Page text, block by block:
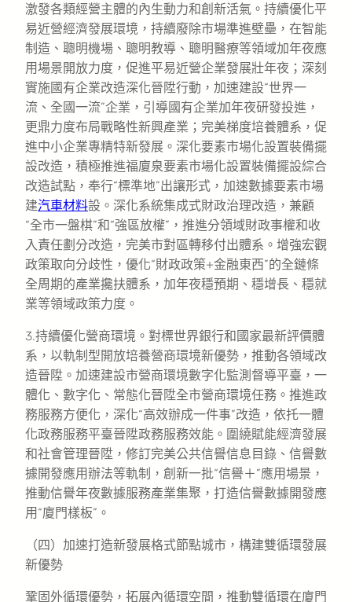
激發各類經營主體的內生動力和創新活氣。持續優化平
易近營經濟發展環境，持續廢除市場準進壁壘，在智能
制造、聰明機場、聰明教導、聰明醫療等領域加年夜應
用場景開放力度，促進平易近營企業發展壯年夜；深刻
實施國有企業改造深化晉陞行動，加速建設“世界一
流、全國一流”企業，引導國有企業加年夜研發投進，
更鼎力度布局戰略性新興產業；完美梯度培養體系，促
進中小企業專精特新發展。深化要素市場化設置裝備擺
設改造，積極推進福廈泉要素市場化設置裝備擺設綜合
改造試點，奉行“標準地”出讓形式，加速數據要素市場
建汽車材料設。深化系統集成式財政治理改造，兼顧
“全市一盤棋”和“強區放權”，推進分領域財政事權和收
入責任劃分改造，完美市對區轉移付出體系。增強宏觀
政策取向分歧性，優化“財政政策+金融東西”的全鏈條
全周期的產業攙扶體系，加年夜穩預期、穩增長、穩就
業等領域政策力度。
3.持續優化營商環境。對標世界銀行和國家最新評價體
系，以軌制型開放培養營商環境新優勢，推動各領域改
造晉陞。加速建設市營商環境數字化監測督導平臺，一
體化、數字化、常態化晉陞全市營商環境任務。推進政
務服務方便化，深化“高效辦成一件事”改造，依托一體
化政務服務平臺晉陞政務服務效能。圍繞賦能經濟發展
和社會管理晉陞，修訂完美公共信譽信息目錄、信譽數
據開發應用辦法等軌制，創新一批“信譽＋”應用場景，
推動信譽年夜數據服務產業集聚，打造信譽數據開發應
用“廈門樣板”。
（四）加速打造新發展格式節點城市，構建雙循環發展
新優勢
鞏固外循環優勢，拓展內循環空間，推動雙循環在廈門